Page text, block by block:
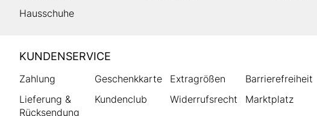
Hausschuhe
HUMANIC
Footer
KUNDENSERVICE
Zahlung
Lieferung &
Rücksendung
Geschenkkarte
Kundenclub
Extragrößen
Widerrufsrecht
Barrierefreiheit
Marktplatz